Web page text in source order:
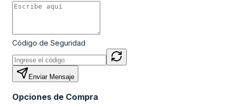
Código de Seguridad
Enviar Mensaje
Opciones de Compra